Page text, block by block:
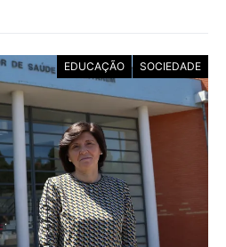
EDUCAÇÃO SOCIEDADE